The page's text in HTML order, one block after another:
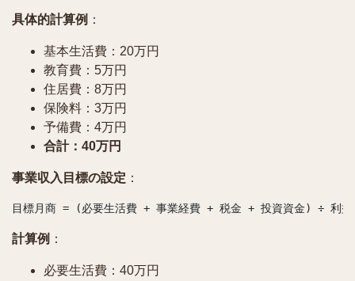
具体的計算例 ：
基本生活費：20万円
教育費：5万円
住居費：8万円
保険料：3万円
予備費：4万円
合計：40万円
事業収入目標の設定 ：
計算例 ：
必要生活費：40万円